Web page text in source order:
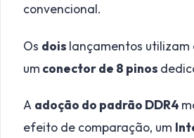
convencional.
Os dois lançamentos utilizam
um conector de 8 pinos
A adoção do padrão DDR4
efeito de comparação, um